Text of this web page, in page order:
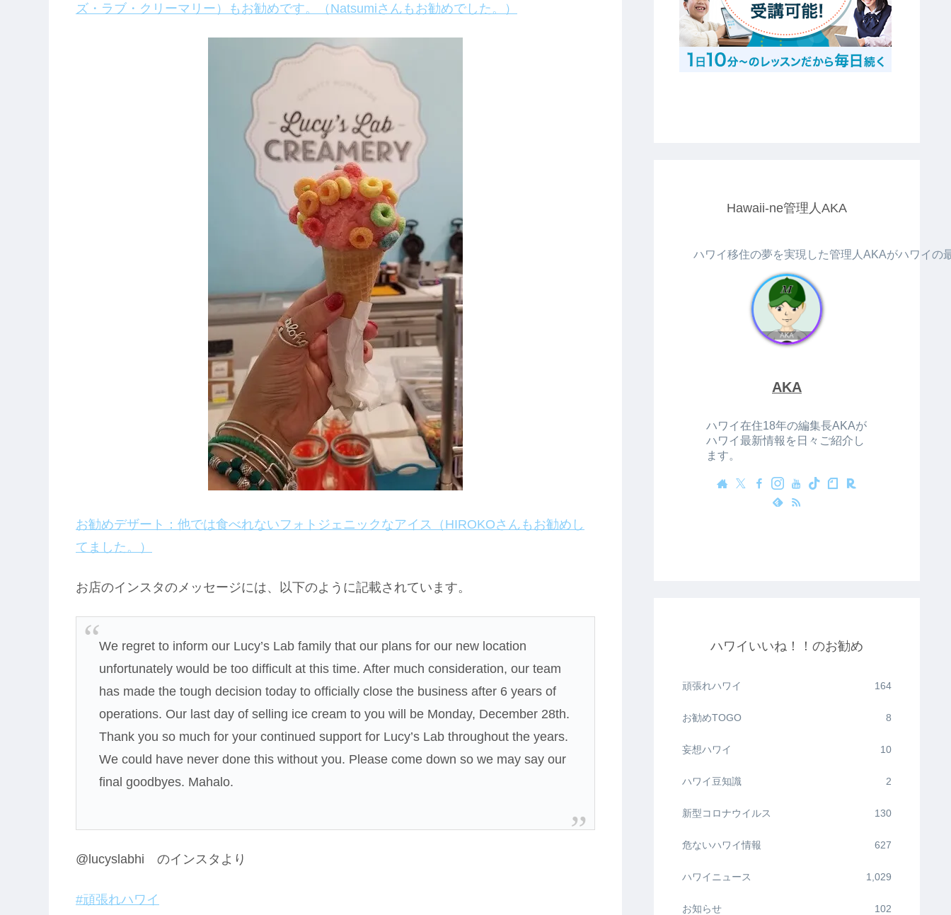
ズ・ラブ・クリーマリー）もお勧めです。（Natsumiさんもお勧めでした。）
お勧めデザート：他では食べれないフォトジェニックなアイス（HIROKOさんもお勧めし
てました。）
お店のインスタのメッセージには、以下のように記載されています。
We regret to inform our Lucy’s Lab family that our plans for our new location
unfortunately would be too difficult at this time. After much consideration, our team
has made the tough decision today to officially close the business after 6 years of
operations. Our last day of selling ice cream to you will be Monday, December 28th.
Thank you so much for your continued support for Lucy’s Lab throughout the years.
We could have never done this without you. Please come down so we may say our
final goodbyes. Mahalo.
@lucyslabhi のインスタより
#頑張れハワイ
Hawaii-ne管理人AKA
ハワイ移住の夢を実現した管理人AKAがハワイの
AKA
ハワイ在住18年の編集長AKAが
ハワイ最新情報を日々ご紹介し
ます。
ハワイいいね！！のお勧め
頑張れハワイ 164
お勧めTOGO 8
妄想ハワイ 10
ハワイ豆知識 2
新型コロナウイルス 130
危ないハワイ情報 627
ハワイニュース 1,029
お知らせ 102